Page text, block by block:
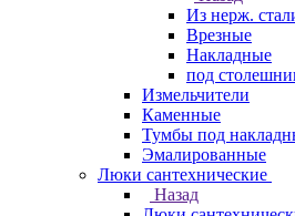
Из нерж.
Врезные
Накладные
под
Измельчители
Каменные
Тумбы под
Эмалированные
Люки сантехнические
Назад